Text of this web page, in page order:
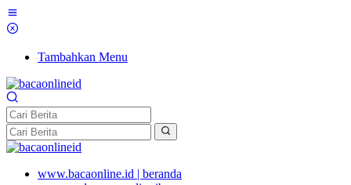
Tambahkan Menu
www.bacaonline.id | beranda